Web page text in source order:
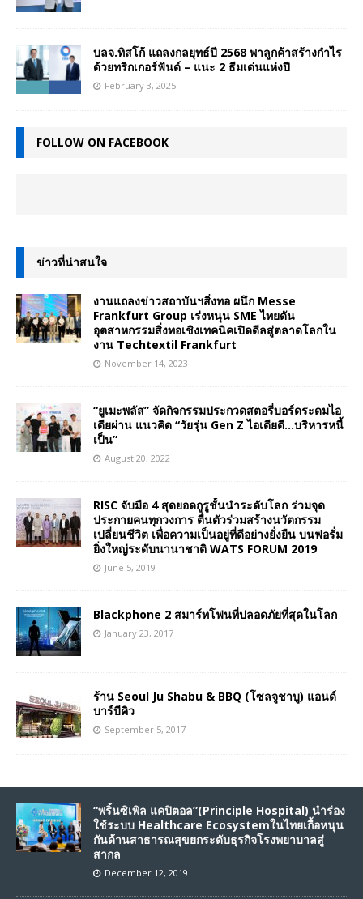
บลจ.ทิสโก้ แถลงกลยุทธ์ปี 2568 พาลูกค้าสร้างกำไร
ด้วยทริกเกอร์ฟันด์ – แนะ 2 ธีมเด่นแห่งปี
February 3, 2025
FOLLOW ON FACEBOOK
ข่าวที่น่าสนใจ
งานแถลงข่าวสถาบันฯสิ่งทอ ผนึก Messe
Frankfurt Group เร่งหนุน SME ไทยดัน
อุตสาหกรรมสิ่งทอเชิงเทคนิคเปิดดีลสู่ตลาดโลกใน
งาน Techtextil Frankfurt
November 14, 2023
“ยูเมะพลัส” จัดกิจกรรมประกวดสตอรี่บอร์ดระดมไอ
เดียผ่าน แนวคิด “วัยรุ่น Gen Z ไอเดียดี…บริหารหนี้
เป็น”
August 20, 2022
RISC จับมือ 4 สุดยอดกูรูชั้นนำระดับโลก ร่วมจุด
ประกายคนทุกวงการ ตื่นตัวร่วมสร้างนวัตกรรม
เปลี่ยนชีวิต เพื่อความเป็นอยู่ที่ดีอย่างยั่งยืน บนฟอรั่ม
ยิ่งใหญ่ระดับนานาชาติ WATS FORUM 2019
June 5, 2019
Blackphone 2 สมาร์ทโฟนที่ปลอดภัยที่สุดในโลก
January 23, 2017
ร้าน Seoul Ju Shabu & BBQ (โซลจูชาบู) แอนด์
บาร์บีคิว
September 5, 2017
“พริ้นซิเพิล แคปิตอล”(Principle Hospital) นำร่อง
ใช้ระบบ Healthcare Ecosystemในไทยเกื้อหนุน
กันด้านสาธารณสุขยกระดับธุรกิจโรงพยาบาลสู่
สากล
December 12, 2019